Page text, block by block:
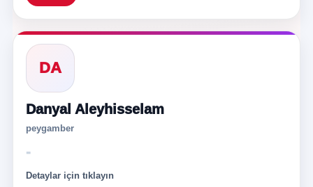
DA
Danyal Aleyhisselam
peygamber
-
Detaylar için tıklayın